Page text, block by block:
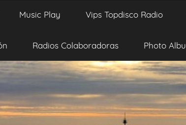
Music Play Vips Topdisco Radio
Radios Colaboradoras Photo